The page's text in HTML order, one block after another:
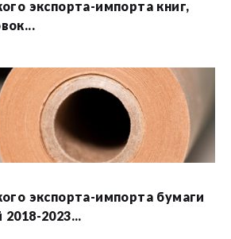
экспорта-импорта книг,
экспорта-импорта бумаги
2023...